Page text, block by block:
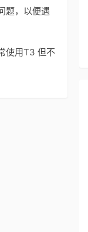
题，以便遇
使用T3 但不